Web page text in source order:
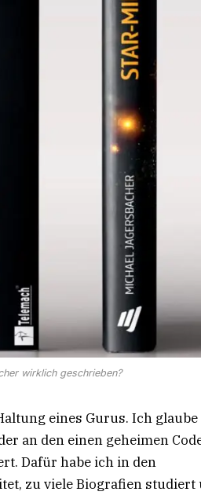
wirklich geschrieben?
eines Gurus. Ich glaube
an den einen geheimen
Dafür habe ich in den
zu viele Biografien studiert